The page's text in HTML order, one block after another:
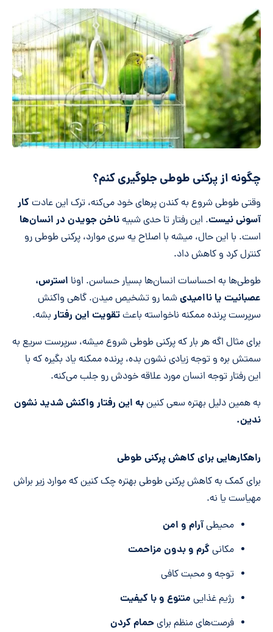
چگونه از پرکنی طوطی‌ جلوگیری کنم؟
وقتی طوطی شروع به کندن پرهای خود می‌کنه، ترک این عادتکار
آسونی نیست. این رفتار تا حدی شبیهناخن جویدن در انسان‌ها
است. با این حال، میشه با اصلاح یه سری موارد، پرکنی طوطی رو
کنترل کرد و کاهش داد.
طوطی‌ها به احساسات انسان‌ها بسیار حساسن. اونا استرس،
عصبانیت یا ناامیدیشما رو تشخیص میدن. گاهی واکنش
سرپرست پرنده ممکنه ناخواسته باعثتقویت این رفتار بشه.
برای مثال اگه هر بار که پرکنی طوطی شروع میشه، سرپرست سریع به
سمتش بره و توجه زیادی نشون بده، پرنده ممکنه یاد بگیره که با
این رفتار توجه انسان مورد علاقه خودش رو جلب می‌کنه.
به همین دلیل بهتره سعی کنینبه این رفتار واکنش شدید نشون
ندین.
راهکارهایی برای کاهش پرکنی طوطی
برای کمک به کاهش پرکنی طوطی بهتره چک کنین که موارد زیر براش
مهیاست یا نه.
محیطیآرام و امن
مکانیگرم و بدون مزاحمت
توجه و محبت کافی
رژیم غذایی متنوع و با کیفیت
فرصت‌های منظم برای حمام کردن